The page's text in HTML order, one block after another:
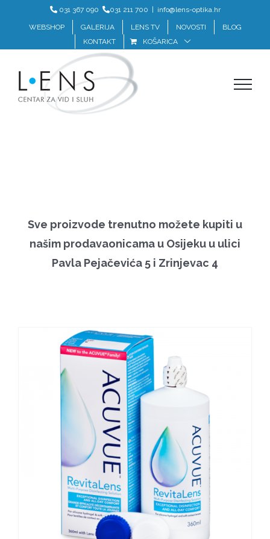
content
031 367 090 031 211 700 info@lens-optika.hr
WEBSHOP GALERIJA LENS TV NOVOSTI
BLOG
KONTAKT
KOŠARICA
Sve proizvode trenutno možete kupiti u
našim prodavaonicama u Osijeku u ulici
Pavla Pejačevića 5 i Zrinjevac 4